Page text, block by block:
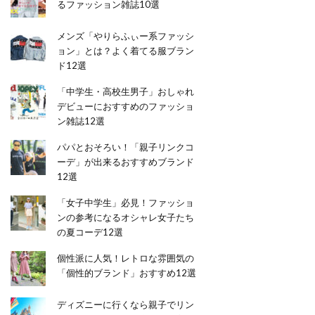
るファッション雑誌10選
メンズ「やりらふぃー系ファッシ
ョン」とは？よく着てる服ブラン
ド12選
「中学生・高校生男子」おしゃれ
デビューにおすすめのファッショ
ン雑誌12選
パパとおそろい！「親子リンクコ
ーデ」が出来るおすすめブランド
12選
「女子中学生」必見！ファッショ
ンの参考になるオシャレ女子たち
の夏コーデ12選
個性派に人気！レトロな雰囲気の
「個性的ブランド」おすすめ12選
ディズニーに行くなら親子でリン